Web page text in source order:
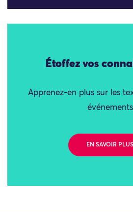
Étoffez vos
Apprenez-en plus sur les
événements
EN SAVOIR PLUS